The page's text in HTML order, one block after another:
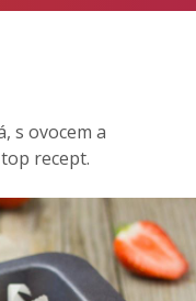
s ovocem a
recept.